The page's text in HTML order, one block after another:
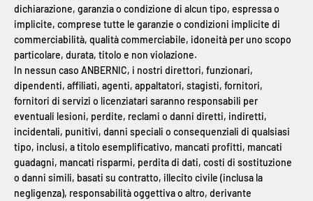
dichiarazione, garanzia o condizione di alcun tipo, espressa o
implicite, comprese tutte le garanzie o condizioni implicite di
commerciabilità, qualità commerciabile, idoneità per uno scopo
particolare, durata, titolo e non violazione.
In nessun caso ANBERNIC, i nostri direttori, funzionari,
dipendenti, affiliati, agenti, appaltatori, stagisti, fornitori,
fornitori di servizi o licenziatari saranno responsabili per
eventuali lesioni, perdite, reclami o danni diretti, indiretti,
incidentali, punitivi, danni speciali o consequenziali di qualsiasi
tipo, inclusi, a titolo esemplificativo, mancati profitti, mancati
guadagni, mancati risparmi, perdita di dati, costi di sostituzione
o danni simili, basati su contratto, illecito civile (inclusa la
negligenza), responsabilità oggettiva o altro, derivante